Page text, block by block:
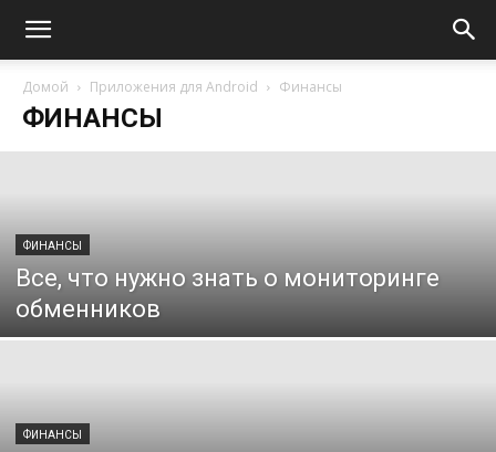
Домой Приложения для Android Финансы
ФИНАНСЫ
ФИНАНСЫ
Все, что нужно знать о мониторинге
обменников
ФИНАНСЫ